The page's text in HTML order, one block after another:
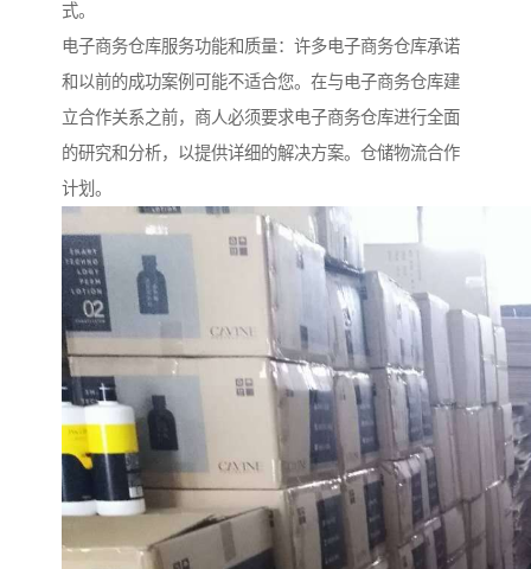
式。
电子商务仓库服务功能和质量：许多电子商务仓库承诺
和以前的成功案例可能不适合您。在与电子商务仓库建
立合作关系之前，商人必须要求电子商务仓库进行全面
的研究和分析，以提供详细的解决方案。仓储物流合作
计划。